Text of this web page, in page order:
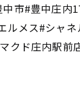
市#豊中庄内
ルメス#シャ
クド庄内駅前